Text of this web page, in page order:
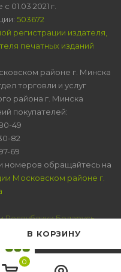
В КОРЗИНУ
0
01.03.2021 г.
503672
регистрации издателя,
печатных изданий
районе г. Минска
торговли и услуг
района г. Минска
покупателей:
49
82
69
номеров обращайтесь на
Московском районе г.